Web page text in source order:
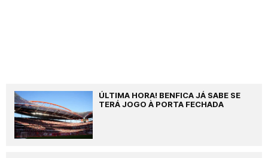
ÚLTIMA HORA! BENFICA JÁ SABE SE
TERÁ JOGO À PORTA FECHADA